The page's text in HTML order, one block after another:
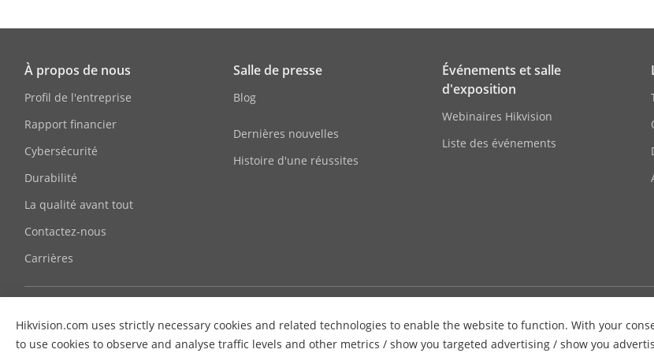
Paramètre De Sélection
0.1 Lux@(F1.2, AGC ON), 0 Lux
Niveau De Protection IP68
FOV
2.1 mm, champ visuel horizontal
2.8 mm, champ visuel horizontal
diagonal 115°
Hikvision.com uses strictly necessary cookies and related technologies to enable the website to function. With your
to use cookies to observe and analyse traffic levels and other metrics / show you targeted advertising / show you
À propos de nous
Profil de l'entreprise
Rapport financier
Cybersécurité
Durabilité
La qualité avant tout
Contactez-nous
Carrières
Salle de presse
Blog
Dernières nouvelles
Histoire d'une réussites
Événements et salle
d'exposition
Webinaires Hikvision
Liste des événements